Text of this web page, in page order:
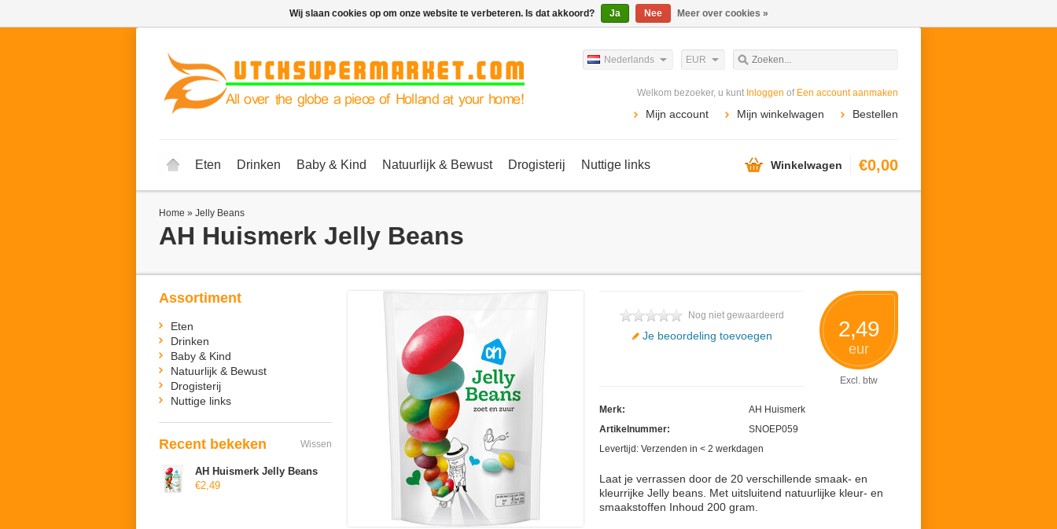
EUR
Nederlands
Welkom bezoeker, u kunt Inloggen of Een account aanmaken
Mijn account Mijn winkelwagen Bestellen
Eten Drinken Baby & Kind Natuurlijk & Bewust Drogisterij Nuttige links Winkelwagen €0,00
Home » Jelly Beans
AH Huismerk Jelly Beans
2,49
eur
Excl. btw
Nog niet gewaardeerd
Je beoordeling toevoegen
Merk:
AH Huismerk
Artikelnummer:
SNOEP059
Levertijd: Verzenden in < 2 werkdagen
Laat je verrassen door de 20 verschillende smaak- en
kleurrijke Jelly beans. Met uitsluitend natuurlijke kleur- en
smaakstoffen Inhoud 200 gram.
Assortiment
Eten
Drinken
Baby & Kind
Natuurlijk & Bewust
Drogisterij
Nuttige links
Recent bekeken Wissen
AH Huismerk Jelly Beans
€2,49
Wij slaan cookies op om onze website te verbeteren. Is dat akkoord? Ja Nee Meer over cookies »